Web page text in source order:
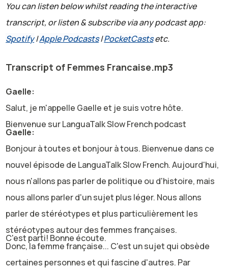
You can listen below whilst reading the interactive
transcript, or listen & subscribe via any podcast app:
Spotify|Apple Podcasts|PocketCastsetc.
Transcript of Femmes Francaise.mp3
Gaelle:
Salut, je m'appelle Gaelle et je suis votre hôte.
Bienvenue sur LanguaTalk Slow French podcast
Gaelle:
Bonjour à toutes et bonjour à tous. Bienvenue dans ce
nouvel épisode de LanguaTalk Slow French. Aujourd'hui,
nous n'allons pas parler de politique ou d'histoire, mais
nous allons parler d'un sujet plus léger. Nous allons
parler de stéréotypes et plus particulièrement les
stéréotypes autour des femmes françaises.
C'est parti! Bonne écoute.
Donc, la femme française... C'est un sujet qui obsède
certaines personnes et qui fascine d'autres. Par